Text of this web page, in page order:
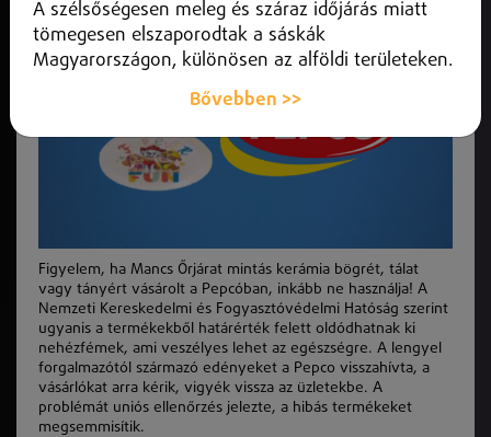
Figyelem, ha Mancs Őrjárat mintás kerámia bögrét, tálat
vagy tányért vásárolt a Pepcóban, inkább ne használja! A
Nemzeti Kereskedelmi és Fogyasztóvédelmi Hatóság szerint
ugyanis a termékekből határérték felett oldódhatnak ki
nehézfémek, ami veszélyes lehet az egészségre. A lengyel
forgalmazótól származó edényeket a Pepco visszahívta, a
vásárlókat arra kérik, vigyék vissza az üzletekbe. A
problémát uniós ellenőrzés jelezte, a hibás termékeket
megsemmisítik.
A szélsőségesen meleg és száraz időjárás miatt
tömegesen elszaporodtak a sáskák
Magyarországon, különösen az alföldi területeken.
Bővebben >>